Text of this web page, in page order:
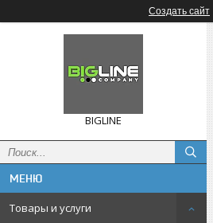
Создать сайт
BIGLINE
Товары и услуги